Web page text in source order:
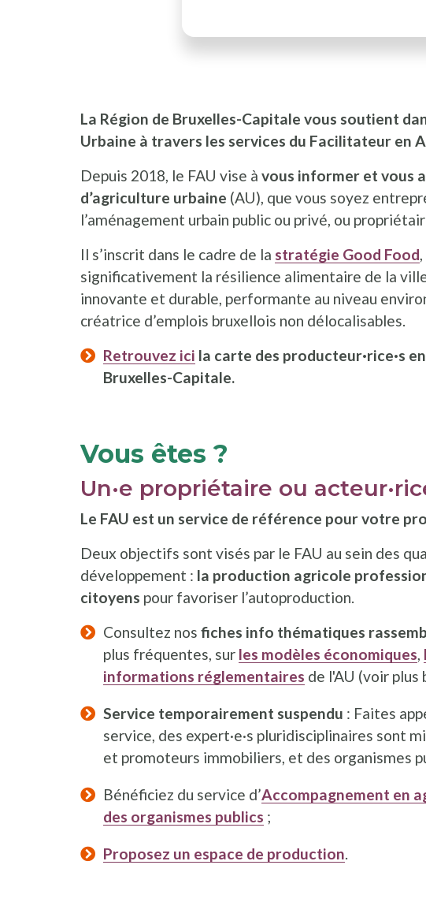
La Région de Bruxelles-Capitale vous soutient
Urbaine à travers les services du Facilitateur en
Depuis 2018, le FAU vise à vous informer et vous
d’agriculture urbaine (AU), que vous soyez
l’aménagement urbain public ou privé, ou
Il s’inscrit dans le cadre de la stratégie Good Food
significativement la résilience alimentaire de la
innovante et durable, performante au niveau
créatrice d’emplois bruxellois non délocalisables.
Retrouvez ici la carte des producteur·rice·s
Bruxelles-Capitale.
Vous êtes ?
Un·e propriétaire ou
Le FAU est un service de référence pour votre
Deux objectifs sont visés par le FAU au sein des
développement : la production agricole
citoyens pour favoriser l’autoproduction.
Consultez nos fiches info thématiques
plus fréquentes, sur les modèles économiques
informations réglementaires de l'AU (voir plus
Service temporairement suspendu : Faites
service, des expert·e·s pluridisciplinaires sont
et promoteurs immobiliers, et des organismes
Bénéficiez du service d’Accompagnement en
des organismes publics ;
Proposez un espace de production.